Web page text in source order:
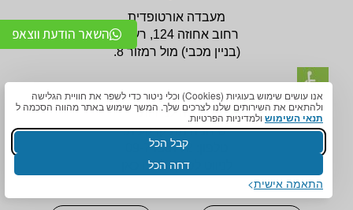
אנו עושים שימוש בעוגיות (Cookies) וכלי ניטור כדי לשפר את חוויית הגלישה
ולהתאים את השירותים שלנו לצרכים שלך. המשך שימוש באתר מהווה הסכמה ל
תנאי השימוש ולמדיניות הפרטיות.
קבל הכל
דחה הכל
התאמה אישית
מעבדה אורטופדית
רחוב אחוזה 124, רעננה
(בניין מכבי) מול רמזור 8.
הנגשה לניידות
יש חניה תת קרקעית.
09-7456772
לניווט לסניף לחצו כאן
השאר הודעת ווצאפ